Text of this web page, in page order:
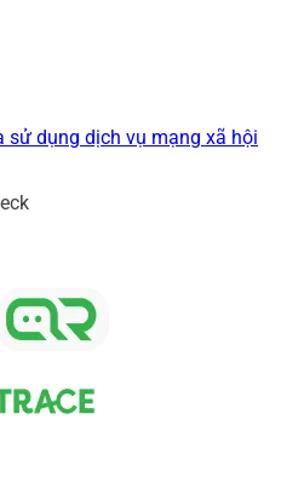
sử dụng dịch vụ mạng xã hội